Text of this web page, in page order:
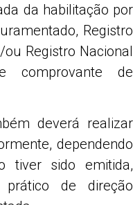
da habilitação por
Registro
Registro Nacional
comprovante de
deverá realizar
dependendo
tiver sido emitida,
de direção